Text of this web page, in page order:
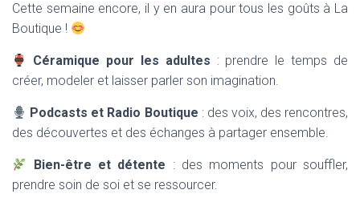
T
N
Cette semaine encore, il y en aura pour tous les goûts à La
Boutique !
Céramique pour les adultes : prendre le temps de
créer, modeler et laisser parler son imagination.
Podcasts et Radio Boutique : des voix, des rencontres,
des découvertes et des échanges à partager ensemble.
Bien-être et détente : des moments pour souffler,
prendre soin de soi et se ressourcer.